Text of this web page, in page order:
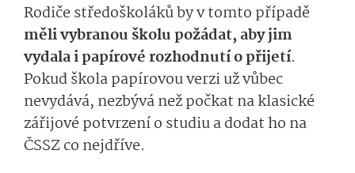
Rodiče středoškoláků by v tomto případě
měli vybranou školu požádat, aby jim
vydala i papírové rozhodnutí o přijetí.
Pokud škola papírovou verzi už vůbec
nevydává, nezbývá než počkat na klasické
zářijové potvrzení o studiu a dodat ho na
ČSSZ co nejdříve.